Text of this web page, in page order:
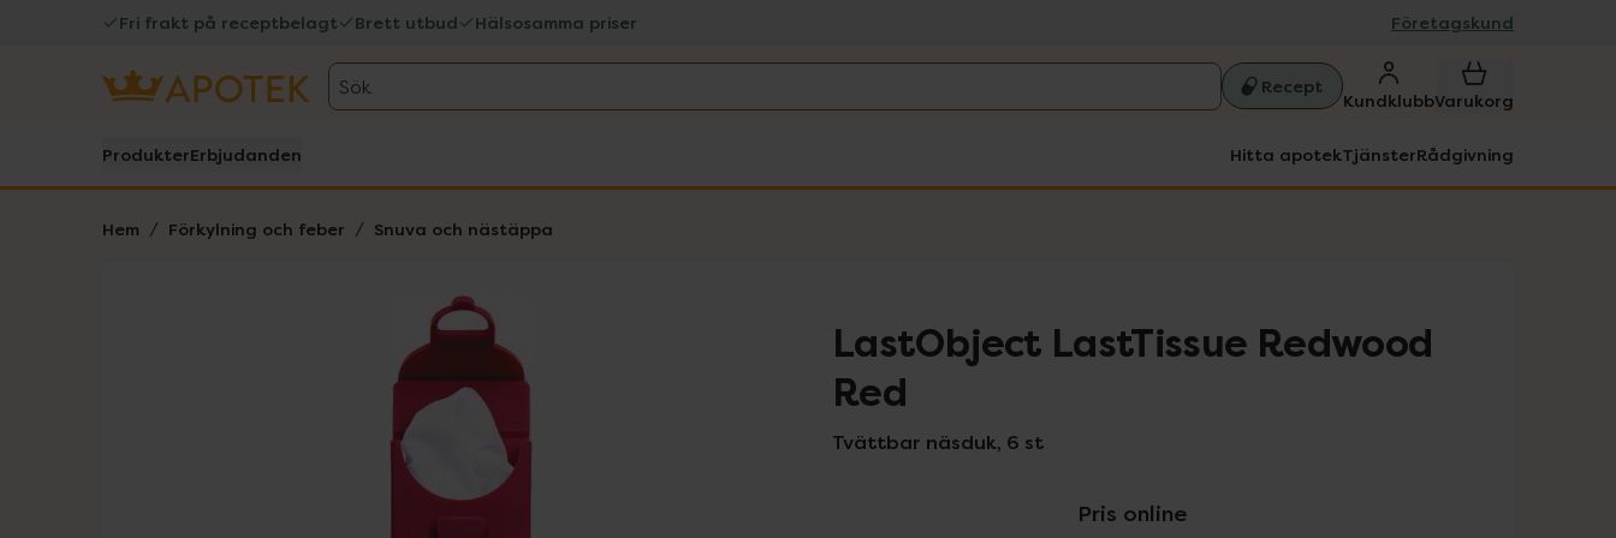
Fri frakt på receptbelagt Brett utbud Hälsosamma priser Företagskund
Sök Recept
KundklubbVarukorg
ProdukterErbjudanden Hitta apotekTjänsterRådgivning
Hem Förkylning och feber Snuva och nästäppa
Lista: . Innehåller 1 objekt.
LastObject LastTissue Redwood
Red
Tvättbar näsduk, 6 st
Pris online